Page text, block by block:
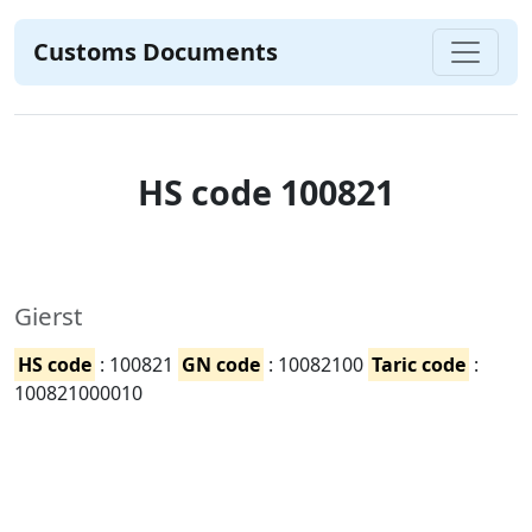
Customs Documents
HS code 100821
Gierst
HS code : 100821 GN code : 10082100 Taric code :
100821000010